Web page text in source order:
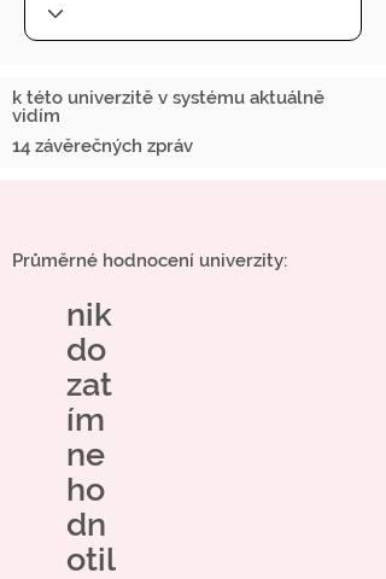
k této univerzitě v systému aktuálně
vidím
14 závěrečných zpráv
Průměrné hodnocení univerzity:
nik
do
zat
ím
ne
ho
dn
otil